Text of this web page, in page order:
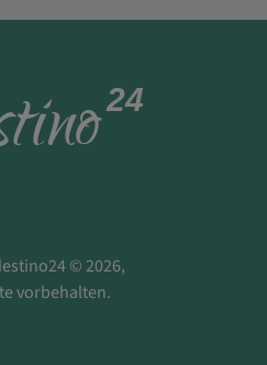
24
© 2026,
vorbehalten.